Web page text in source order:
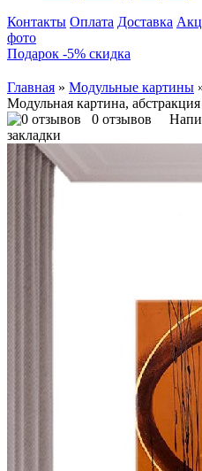
Контакты Оплата Доставка
фото
Подарок -5% скидка
Главная » Модульные картины
Модульная картина,
0 отзывов
закладки